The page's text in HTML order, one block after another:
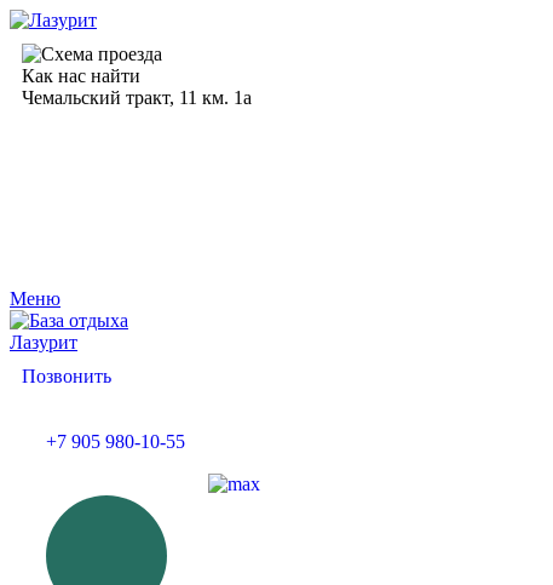
Как нас найти
Чемальский тракт, 11 км. 1а
Меню
Позвонить
+7 905 980-10-55